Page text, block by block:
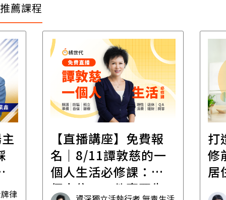
推薦課程
律
【直播講座】免費報
名｜8/11譚敦慈的一
個人生活必修課：一
個人住，五件事要先
打
修
居